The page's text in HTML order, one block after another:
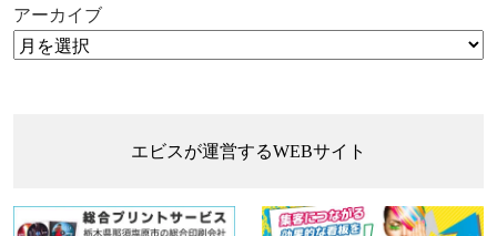
アーカイブ
エビスが運営するWEBサイト